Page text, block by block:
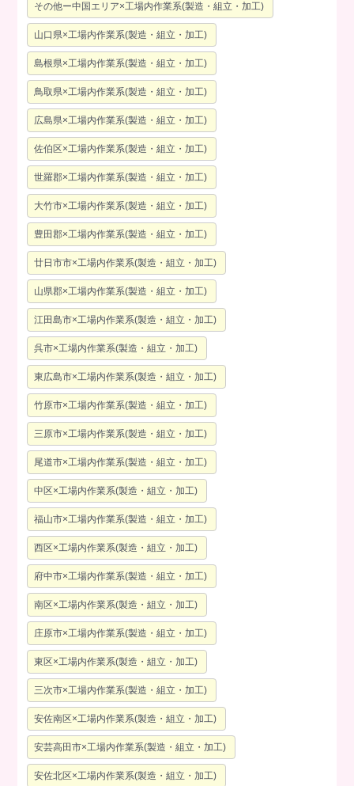
その他ー中国エリア×工場内作業系(製造・組立・加工)
山口県×工場内作業系(製造・組立・加工)
島根県×工場内作業系(製造・組立・加工)
鳥取県×工場内作業系(製造・組立・加工)
広島県×工場内作業系(製造・組立・加工)
佐伯区×工場内作業系(製造・組立・加工)
世羅郡×工場内作業系(製造・組立・加工)
大竹市×工場内作業系(製造・組立・加工)
豊田郡×工場内作業系(製造・組立・加工)
廿日市市×工場内作業系(製造・組立・加工)
山県郡×工場内作業系(製造・組立・加工)
江田島市×工場内作業系(製造・組立・加工)
呉市×工場内作業系(製造・組立・加工)
東広島市×工場内作業系(製造・組立・加工)
竹原市×工場内作業系(製造・組立・加工)
三原市×工場内作業系(製造・組立・加工)
尾道市×工場内作業系(製造・組立・加工)
中区×工場内作業系(製造・組立・加工)
福山市×工場内作業系(製造・組立・加工)
西区×工場内作業系(製造・組立・加工)
府中市×工場内作業系(製造・組立・加工)
南区×工場内作業系(製造・組立・加工)
庄原市×工場内作業系(製造・組立・加工)
東区×工場内作業系(製造・組立・加工)
三次市×工場内作業系(製造・組立・加工)
安佐南区×工場内作業系(製造・組立・加工)
安芸高田市×工場内作業系(製造・組立・加工)
安佐北区×工場内作業系(製造・組立・加工)